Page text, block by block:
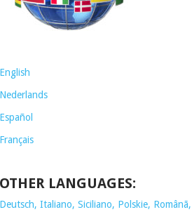
English
Nederlands
Español
Français
OTHER LANGUAGES:
Deutsch, Italiano, Siciliano, Polskie, Românã,